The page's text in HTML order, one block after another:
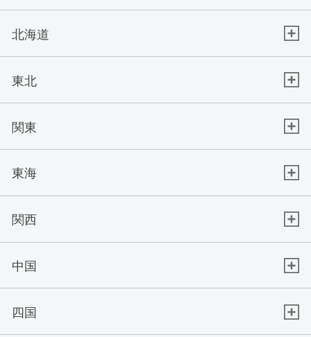
北海道
東北
関東
東海
関西
中国
四国